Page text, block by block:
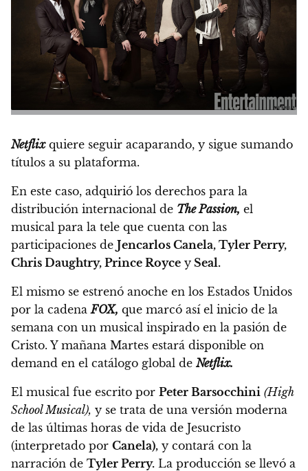
Netflixquiere seguir acaparando, y sigue sumando
títulos a su plataforma.
En este caso, adquirió los derechos para la
distribución internacional de The Passion, el
musical para la tele que cuenta con las
participaciones de Jencarlos Canela, Tyler Perry,
Chris Daughtry, Prince Royce y Seal.
El mismo se estrenó anoche en los Estados Unidos
por la cadenaFOX, que marcó así el inicio de la
semana con un musical inspirado en la pasión de
Cristo. Y mañana Martes estará disponible on
demand en el catálogo global de Netflix.
El musical fue escrito por Peter Barsocchini (High
School Musical), y se trata de una versión moderna
de las últimas horas de vida de Jesucristo
(interpretado por Canela), y contará con la
narración de Tyler Perry. La producción se llevó a